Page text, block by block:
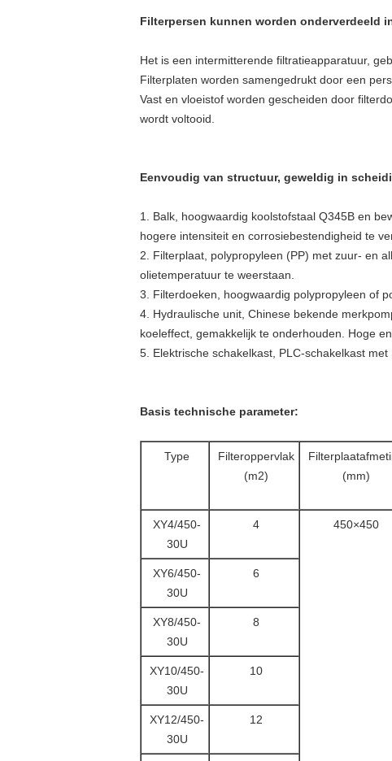
Filterpersen kunnen worden onderverdeeld
Het is een intermitterende filtratieapparatuur,
Filterplaten worden samengedrukt door een
Vast en vloeistof worden gescheiden door
wordt voltooid.
Eenvoudig van structuur, geweldig in
1. Balk, hoogwaardig koolstofstaal Q345B en
hogere intensiteit en corrosiebestendigheid te
2. Filterplaat, polypropyleen (PP) met zuur- en
olietemperatuur te weerstaan.
3. Filterdoeken, hoogwaardig polypropyleen of
4. Hydraulische unit, Chinese bekende
koeleffect, gemakkelijk te onderhouden. Hoge
5. Elektrische schakelkast, PLC-schakelkast
Basis technische parameter:
Type
Filteroppervlak
(m2)
(mm)
XY4/450-
30U
4 450×450
XY6/450-
30U
6
XY8/450-
30U
8
XY10/450-
30U
10
XY12/450-
30U
12